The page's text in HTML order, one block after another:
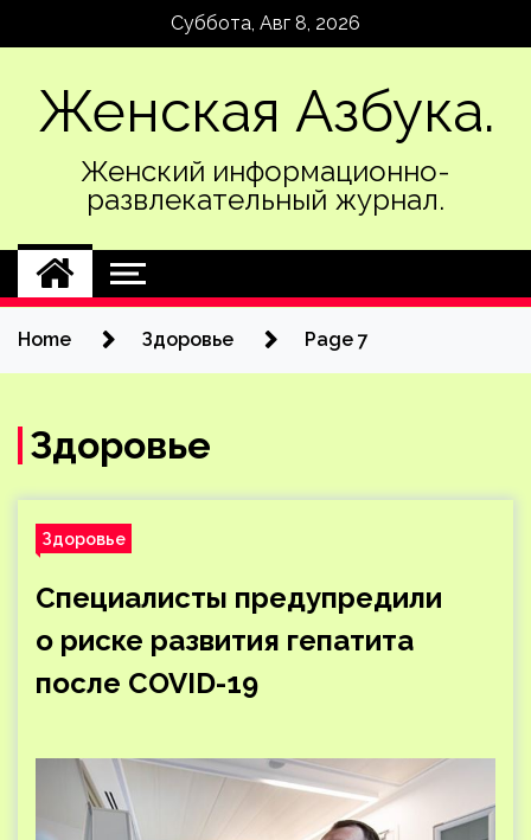
Суббота, Авг 8, 2026
Женская Азбука.
Женский информационно-
развлекательный журнал.
Home Здоровье Page 7
Здоровье
Здоровье
Специалисты предупредили
о риске развития гепатита
после COVID-19